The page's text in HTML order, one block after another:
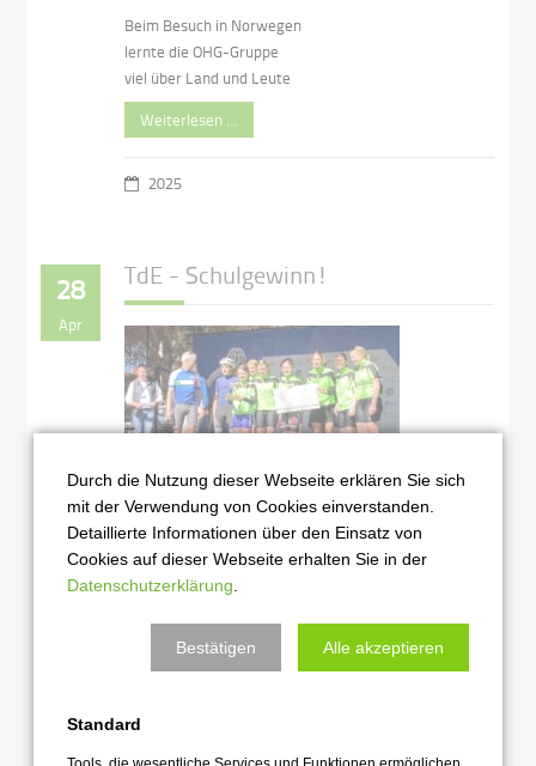
Beim Besuch in Norwegen
lernte die OHG-Gruppe
viel über Land und Leute
Weiterlesen …
2025
28
Apr
TdE - Schulgewinn!
Bei strahlendem Sonnenschein
gewinnt das OHG die Schulwer-
tung bei der Tour d'Energie!
Weiterlesen …
Durch die Nutzung dieser Webseite erklären Sie sich
mit der Verwendung von Cookies einverstanden.
Detaillierte Informationen über den Einsatz von
Cookies auf dieser Webseite erhalten Sie in der
Datenschutzerklärung
Bestätigen Alle akzeptieren
Standard